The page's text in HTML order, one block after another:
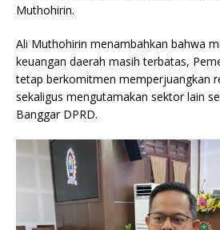
Muthohirin.
Ali Muthohirin menambahkan bahwa
keuangan daerah masih terbatas,
tetap berkomitmen memperjuangkan
sekaligus mengutamakan sektor lain
Banggar DPRD.